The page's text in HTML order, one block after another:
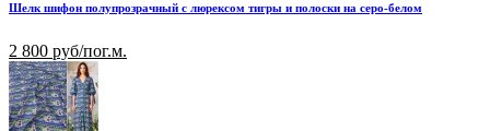
Шелк шифон полупрозрачный с люрексом тигры и полоски на серо-белом
2 800 руб/пог.м.